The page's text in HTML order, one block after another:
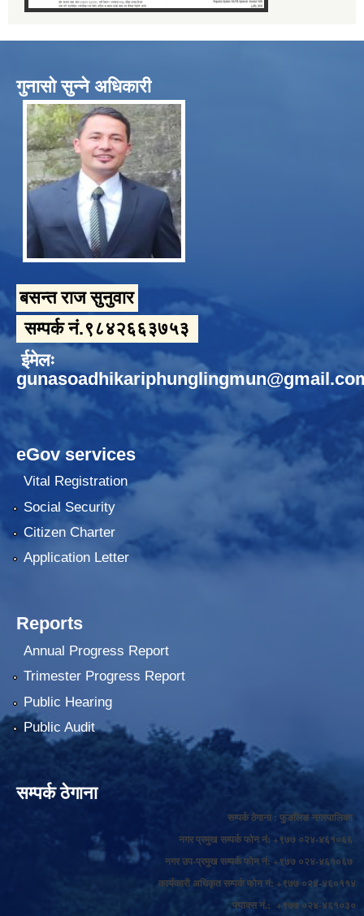
गुनासो सुन्ने अधिकारी
बसन्त राज सुनुवार
सम्पर्क नं.९८४२६६३७५३
ईमेलः
eGov services
Vital Registration
Social Security
Citizen Charter
Application Letter
Reports
Annual Progress Report
Trimester Progress Report
Public Hearing
Public Audit
सम्पर्क ठेगाना
सम्पर्क ठेगाना : फुङलिङ नगरपालिका
नगर प्रमुख सम्पर्क फोन नं: +९७७ ०२४-४६१०६६
नगर उप-प्रमुख सम्पर्क फोन नं: +९७७ ०२४-४६१०६७
कार्यकारी अधिकृत सम्पर्क फोन नं: +९७७ ०२४-४६०११४
फ्याक्स नं.: +९७७ ०२४-४६१०३०